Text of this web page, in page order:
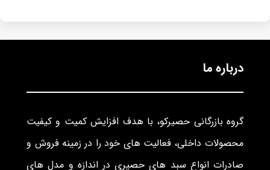
درباره ما
گروه بازرگانی حصیرکو، با هدف افزایش کمیت و کیفیت
محصولات داخلی، فعالیت های خود را در زمینه فروش و
صادرات انواع سبد های حصیری در اندازه و مدل های